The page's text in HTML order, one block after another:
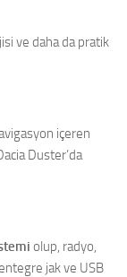
ve daha da pratik
içeren
Duster’da
olup, radyo,
jak ve USB